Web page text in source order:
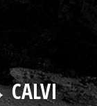
CALVI